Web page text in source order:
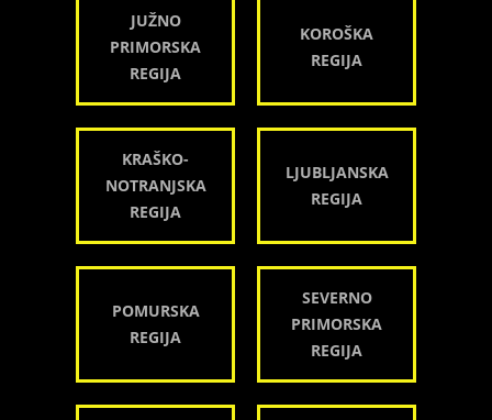
JUŽNO
PRIMORSKA
REGIJA
KOROŠKA
REGIJA
KRAŠKO-
NOTRANJSKA
REGIJA
LJUBLJANSKA
REGIJA
POMURSKA
REGIJA
SEVERNO
PRIMORSKA
REGIJA